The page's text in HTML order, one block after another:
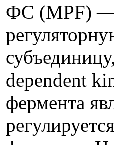
ФС (MPF) —
dependent
фермента